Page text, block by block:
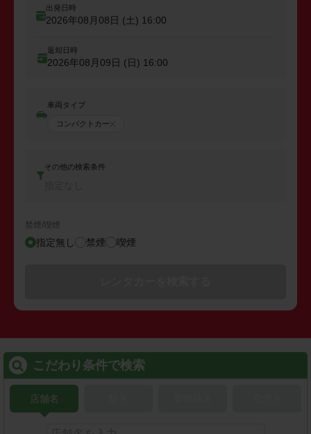
出発日時
2026年08月08日 (土) 16:00
返却日時
2026年08月09日 (日) 16:00
車両タイプ
コンパクトカー
その他の検索条件
禁煙/喫煙
指定無し 禁煙 喫煙
こだわり条件で検索
店舗名